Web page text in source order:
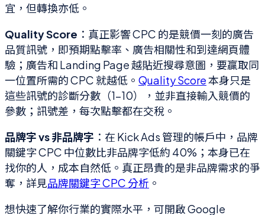
宜，但轉換亦低。
Quality Score ：真正影響 CPC 的是競價一刻的廣告
品質訊號，即預期點擊率、廣告相關性和到達網頁體
驗；廣告和 Landing Page 越貼近搜尋意圖，要贏取同
一位置所需的 CPC 就越低。 Quality Score本身只是
這些訊號的診斷分數（1–10），並非直接輸入競價的
參數；訊號差，每次點擊都在交稅。
品牌字 vs 非品牌字 ：在 Kick Ads 管理的帳戶中，品牌
關鍵字 CPC 中位數比非品牌字低約 40%；本身已在
找你的人，成本自然低。真正昂貴的是非品牌需求的爭
奪，詳見品牌關鍵字 CPC 分析 。
想快速了解你行業的實際水平，可開啟 Google